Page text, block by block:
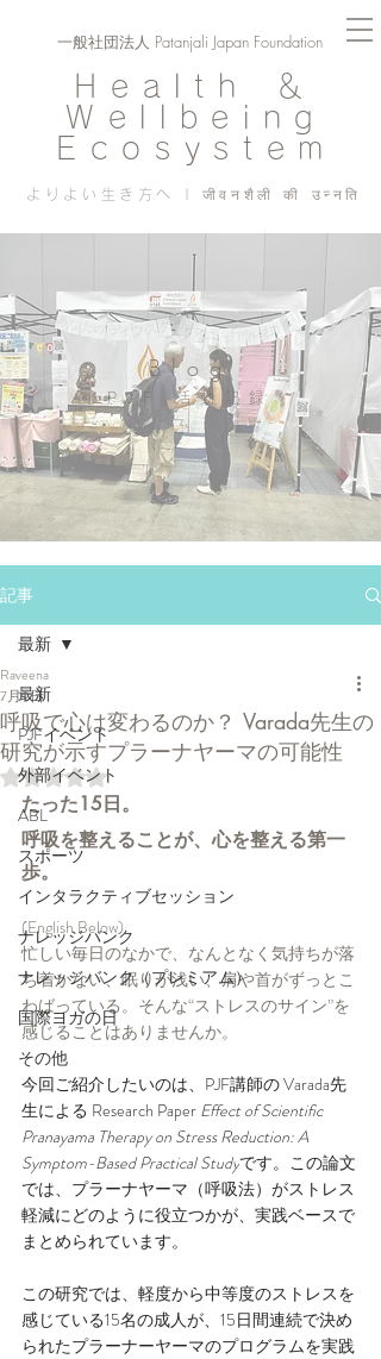
Health ＆
Wellbeing
Ecosystem
よりよい生き方へ | जीवनशैली की उन्नति
一般社団法人 Patanjali Japan Foundation
Blog
PJF ​活動記録
記事
最新
PJFイベント
外部イベント
ABL
スポーツ
インタラクティブセッション
ナレッジバンク
ナレッジバンク（プレミアム）
国際ヨガの日
その他
最新
呼吸で心は変わるのか？ Varada先生の
研究が示すプラーナヤーマの可能性
Raveena
7月9日
5つ星のうちNaNと評価されています。
たった15日。
呼吸を整えることが、心を整える第一
歩。
(English Below)
忙しい毎日のなかで、なんとなく気持ちが落
ち着かない、眠りが浅い、肩や首がずっとこ
わばっている。そんな“ストレスのサイン”を
感じることはありませんか。
今回ご紹介したいのは、PJF講師の Varada先
生による Research Paper Effect of Scientific
Pranayama Therapy on Stress Reduction: A
Symptom-Based Practical Studyです。この論文
では、プラーナヤーマ（呼吸法）がストレス
軽減にどのように役立つかが、実践ベースで
まとめられています。
この研究では、軽度から中等度のストレスを
感じている15名の成人が、15日間連続で決め
られたプラーナーヤーマのプログラムを実践